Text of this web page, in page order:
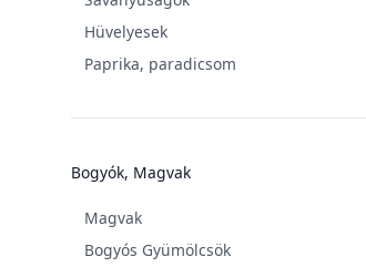
Hüvelyesek
Paprika, paradicsom
Bogyók, Magvak
Magvak
Bogyós Gyümölcsök